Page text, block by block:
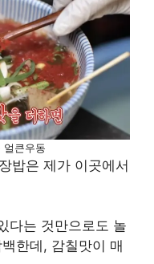
얼큰우동
밥은 제가 이곳에서
다는 것만으로도 놀
한데, 감칠맛이 매